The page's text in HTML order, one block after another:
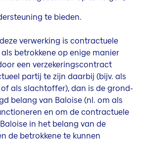
te bieden.
verwerking is contractuele
betrokkene op enige manier
een verzekeringscontract
partij te zijn daarbij (bijv. als
als slachtoffer), dan is de grond-
belang van Baloise (nl. om als
en om de contractuele
in het belang van de
de betrokkene te kunnen